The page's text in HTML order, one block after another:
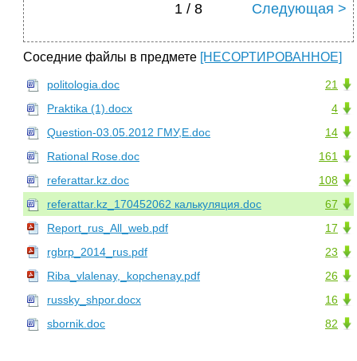
1 / 8 Следующая >
Соседние файлы в предмете [НЕСОРТИРОВАННОЕ]
21
politologia.doc
4
Praktika (1).docx
14
Question-03.05.2012 ГМУ,Е.doc
161
Rational Rose.doc
108
referattar.kz.doc
67
referattar.kz_170452062 калькуляция.doc
17
Report_rus_All_web.pdf
23
rgbrp_2014_rus.pdf
26
Riba_vlalenay,_kopchenay.pdf
16
russky_shpor.docx
82
sbornik.doc